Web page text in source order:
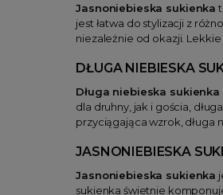
Jasnoniebieska sukienka
jest łatwa do stylizacji z
niezależnie od okazji.
DŁUGA NIEBIESKA
Długa niebieska
dla druhny, jak i gościa,
przyciągająca wzrok, długa
JASNONIEBIESKA
Jasnoniebieska sukienka
sukienka świetnie